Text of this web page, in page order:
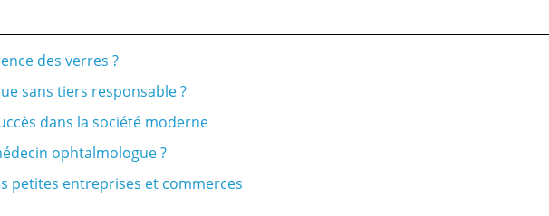
des verres ?
sans tiers responsable ?
dans la société moderne
ophtalmologue ?
petites entreprises et commerces